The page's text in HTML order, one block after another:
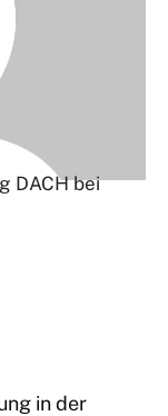
DACH bei
in der